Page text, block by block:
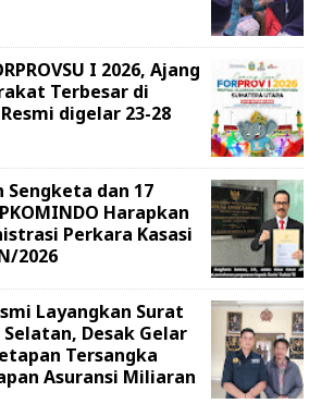
I 2026, Ajang
Terbesar di
digelar 23-28
Sengketa dan 17
Harapkan
Perkara Kasasi
2026
Layangkan Surat
Desak Gelar
Tersangka
Asuransi Miliaran